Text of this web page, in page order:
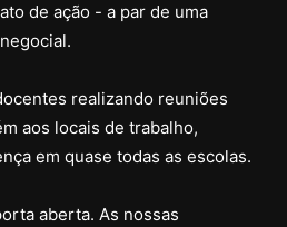
de ação - a par de uma
realizando reuniões
aos locais de trabalho,
em quase todas as escolas.
aberta. As nossas